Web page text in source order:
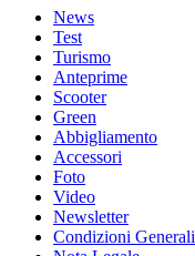
News
Test
Turismo
Anteprime
Scooter
Green
Abbigliamento
Accessori
Foto
Video
Newsletter
Condizioni Generali